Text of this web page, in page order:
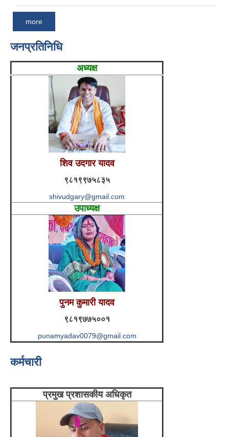
more
जनप्रतिनिधि
अध्यक्ष
शिव उदगार यादव
९८१९९७५८३५
shivudgary@gmail.com
उपाध्यक्ष
पुनम कुमारी यादव
९८१९७७५००१
punamyadav0079@gmail.com
कर्मचारी
प्रमुख प्रशासकीय अधिकृत